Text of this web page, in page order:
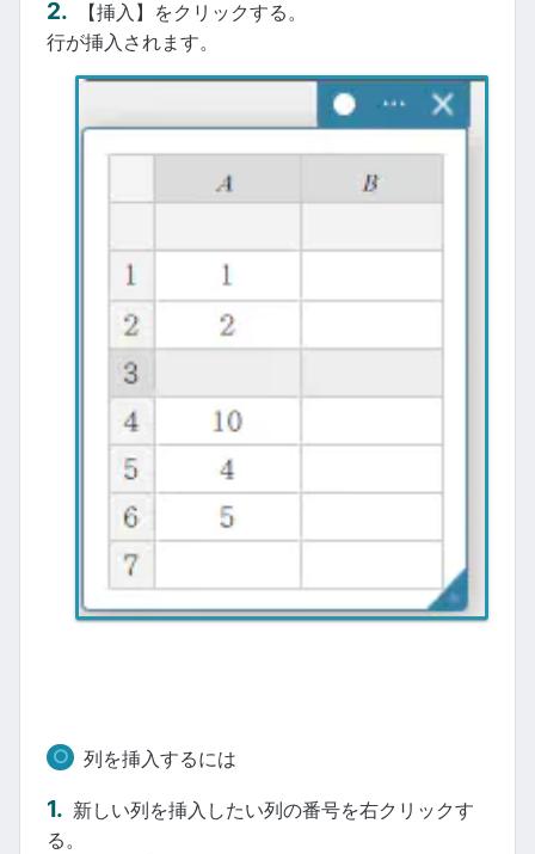
【挿入】をクリックする。
行が挿入されます。
列を挿入するには
新しい列を挿入したい列の番号を右クリックす
る。